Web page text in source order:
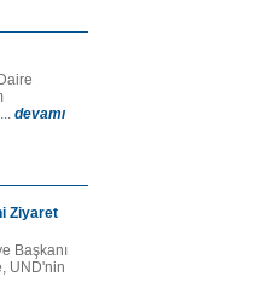
devamı
Ziyaret
Başkanı
UND'nin